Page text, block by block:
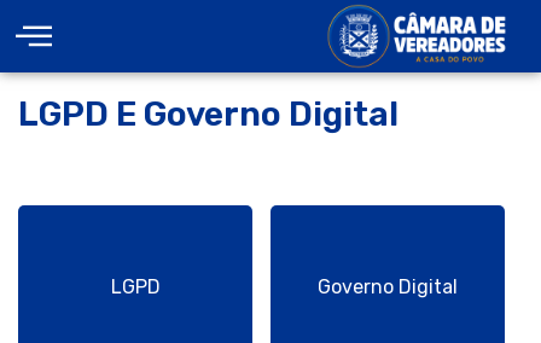
LGPD E Governo Digital
LGPD Governo Digital